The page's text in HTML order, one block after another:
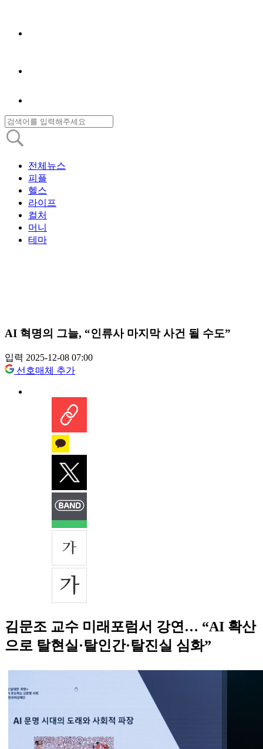
전체뉴스
피플
헬스
라이프
컬처
머니
테마
AI 혁명의 그늘, “인류사 마지막 사건 될 수도”
입력 2025-12-08 07:00
선호매체 추가
김문조 교수 미래포럼서 강연… “AI 확산
으로 탈현실·탈인간·탈진실 심화”